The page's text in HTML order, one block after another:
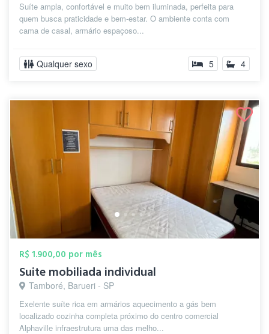
Suíte ampla, confortável e muito bem iluminada, perfeita para
quem busca praticidade e bem-estar. O ambiente conta com
cama de casal, armário espaçoso...
Qualquer sexo 5 4
R$ 1.900,00 por mês
Suite mobiliada individual
Tamboré, Barueri - SP
Exelente suíte rica em armários aquecimento a gás bem
localizado cozinha completa próximo do centro comercial
Alphaville infraestrutura uma das melho...